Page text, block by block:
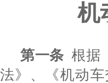
机
第一条 根据
法》、《机动